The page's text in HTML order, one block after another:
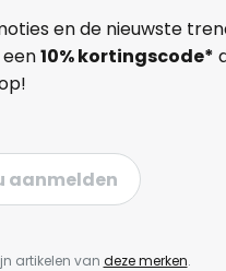
en de nieuwste
10% kortingscode*
aanmelden
artikelen van deze merken.